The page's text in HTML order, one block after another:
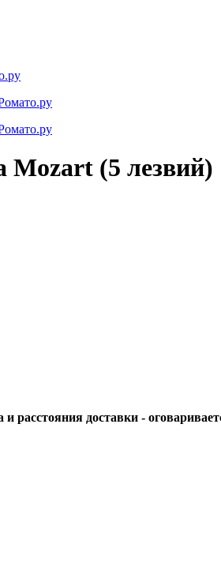
Mozart (5 лезвий)
и расстояния доставки -